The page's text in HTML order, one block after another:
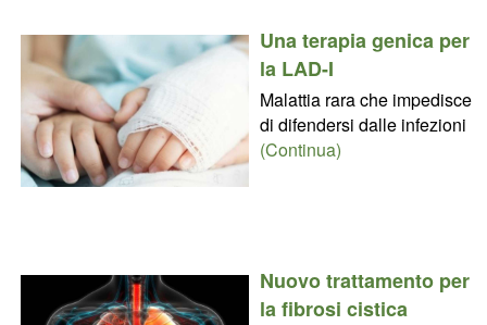
Una terapia genica per
la LAD-I
Malattia rara che impedisce
di difendersi dalle infezioni
(Continua)
Nuovo trattamento per
la fibrosi cistica